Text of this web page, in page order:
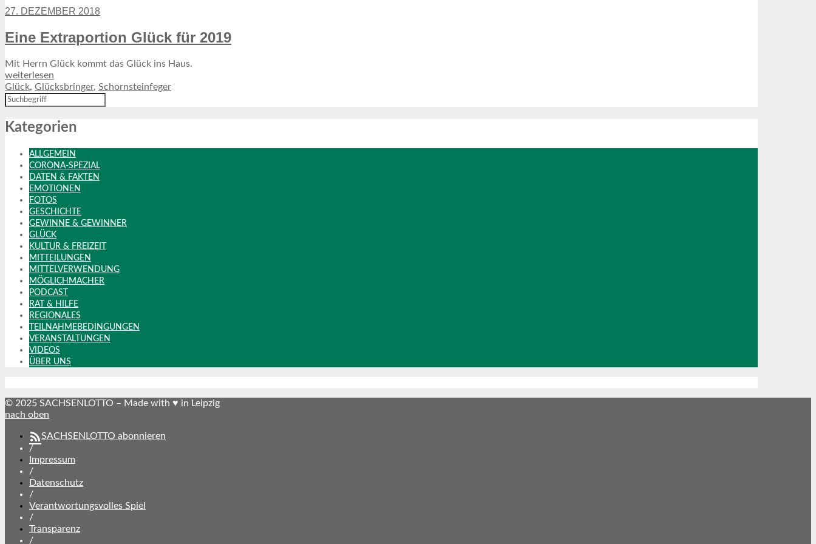
27. DEZEMBER 2018
Eine Extraportion Glück für 2019
Mit Herrn Glück kommt das Glück ins Haus.
weiterlesen
Glück, Glücksbringer, Schornsteinfeger
Kategorien
ALLGEMEIN
CORONA-SPEZIAL
DATEN & FAKTEN
EMOTIONEN
FOTOS
GESCHICHTE
GEWINNE & GEWINNER
GLÜCK
KULTUR & FREIZEIT
MITTEILUNGEN
MITTELVERWENDUNG
MÖGLICHMACHER
PODCAST
RAT & HILFE
REGIONALES
TEILNAHMEBEDINGUNGEN
VERANSTALTUNGEN
VIDEOS
ÜBER UNS
© 2025 SACHSENLOTTO – Made with ♥ in Leipzig
nach oben
SACHSENLOTTO abonnieren
/
Impressum
/
Datenschutz
/
Verantwortungsvolles Spiel
/
Transparenz
/